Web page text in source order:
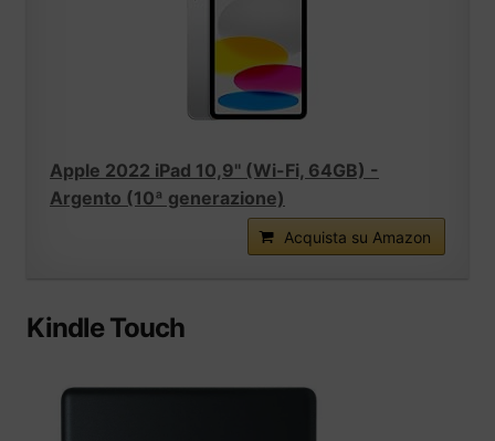
Apple 2022 iPad 10,9'' (Wi-Fi, 64GB) -
Argento (10ª generazione)
Acquista su Amazon
Kindle Touch